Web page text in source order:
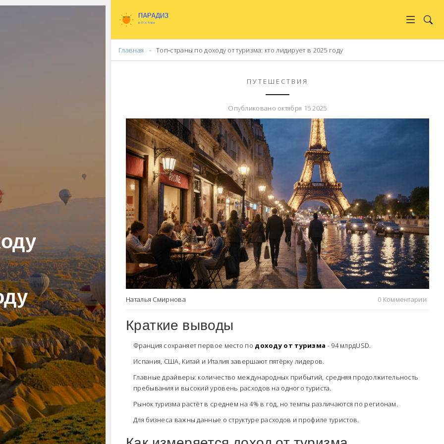
Главная Топ‑страны по доходу от туризма: кто лидирует в 2025 году
ПУТЕШЕСТВИЯ
Опубликовано октября 15 2025
Наталья Смирнова 0 Комментарии
Краткие выводы
Франция сохраняет первое место по доходу от туризма - 94 млрдUSD.
Испания, США, Китай и Италия завершают пятёрку лидеров.
Главные драйверы: количество международных прибытий, средняя продолжительность
пребывания и высокий уровень расходов на одного туриста.
Рынок туризма растёт в среднем на 4% в год, но темпы различаются по регионам.
Для бизнеса важны данные о структуре расходов и профиле туристов.